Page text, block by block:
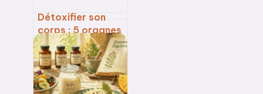
Détoxifier son
corps : 5 organes
émonctoires à
soutenir pour une
élimination
naturelle des